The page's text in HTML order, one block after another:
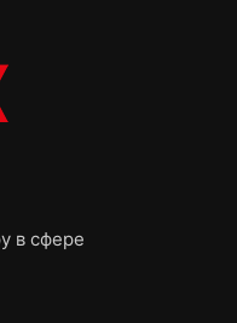
в сфере